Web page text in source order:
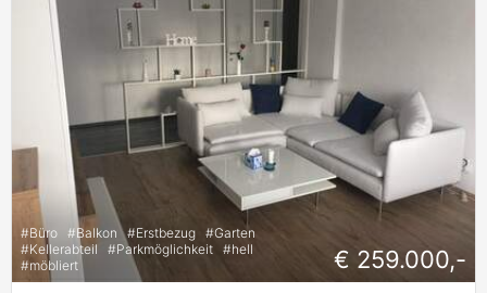
#Büro #Balkon #Erstbezug #Garten
#Kellerabteil #Parkmöglichkeit #hell
#möbliert € 259.000,-